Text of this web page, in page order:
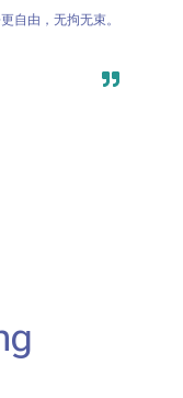
自由，无拘无束。